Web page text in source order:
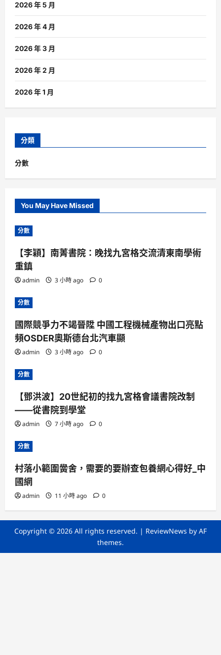
2026 年 5 月
2026 年 4 月
2026 年 3 月
2026 年 2 月
2026 年 1 月
分類
分數
You May Have Missed
分數
【李穎】南菁書院：晚找九宮格交流清東南學術
重鎮
admin 3 小時 ago 0
分數
國際競爭力不竭晉陞 中國工程機械產物出口亮點
頻OSDER奧斯德台北汽車顯
admin 3 小時 ago 0
分數
【鄧洪波】20世紀初的找九宮格會議書院改制
——從書院到學堂
admin 7 小時 ago 0
分數
村落小範圍黌舍，需要的要辦查包養網心得好_中
國網
admin 11 小時 ago 0
Copyright © 2026 All rights reserved. | ReviewNews by AF
themes.